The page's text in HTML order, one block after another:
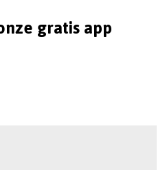
gratis app